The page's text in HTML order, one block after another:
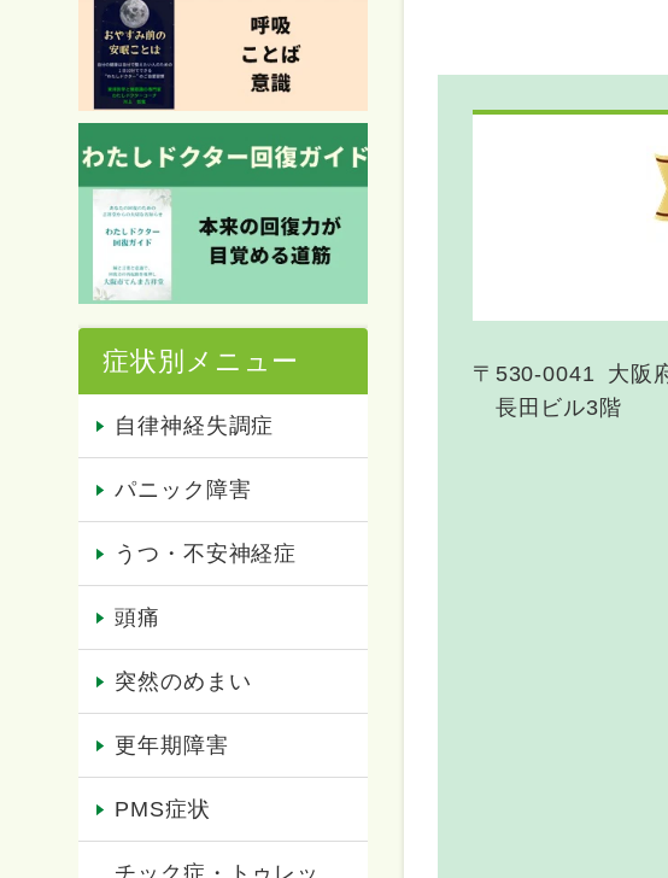
〒530-0041
大阪
長田ビル3階
症状別メニュー
自律神経失調症
パニック障害
うつ・不安神経症
頭痛
突然のめまい
更年期障害
PMS症状
チック症・トゥレッ